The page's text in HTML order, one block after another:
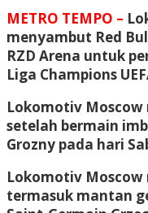
METRO TEMPO –
menyambut Red
RZD Arena untuk
Liga Champions
Lokomotiv
setelah bermain
Grozny pada hari
Lokomotiv
termasuk mantan